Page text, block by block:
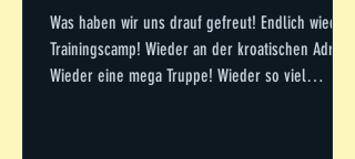
Was haben wir uns drauf gefreut! Endlich wieder
Trainingscamp! Wieder an der kroatischen Adria!
Wieder eine mega Truppe! Wieder so viel